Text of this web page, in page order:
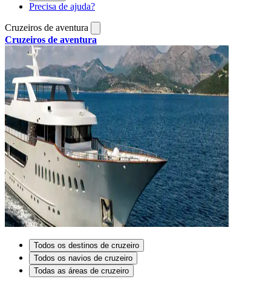
Precisa de ajuda?
Cruzeiros de aventura
Cruzeiros de aventura
Todos os destinos de cruzeiro
Todos os navios de cruzeiro
Todas as áreas de cruzeiro